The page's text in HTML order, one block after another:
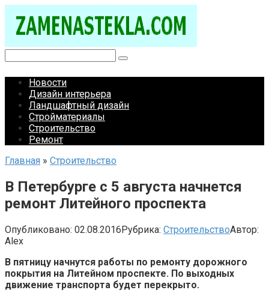
контенту
Новости
Дизайн интерьера
Ландшафтный дизайн
Стройматериалы
Строительство
Ремонт
Главная » Строительство
В Петербурге с 5 августа начнется
ремонт Литейного проспекта
Опубликовано: 02.08.2016Рубрика: СтроительствоАвтор:
Alex
В пятницу начнутся работы по ремонту дорожного
покрытия на Литейном проспекте. По выходных
движение транспорта будет перекрыто.